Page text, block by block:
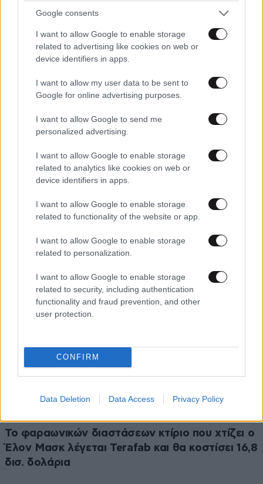
Google consents
I want to allow Google to enable storage
related to advertising like cookies on web or
device identifiers in apps.
I want to allow my user data to be sent to
Google for online advertising purposes.
I want to allow Google to send me
personalized advertising.
I want to allow Google to enable storage
related to analytics like cookies on web or
device identifiers in apps.
I want to allow Google to enable storage
related to functionality of the website or app.
I want to allow Google to enable storage
related to personalization.
I want to allow Google to enable storage
related to security, including authentication
functionality and fraud prevention, and other
user protection.
CONFIRM
Data Deletion Data Access Privacy Policy
ΚΟΣΜΟΣ07·08·2026 23:03
Το φαραωνικών διαστάσεων κτίριο που χτίζει ο
Έλον Μασκ λέγεται Terafab και θα κοστίσει 16,8
δισ. δολάρια